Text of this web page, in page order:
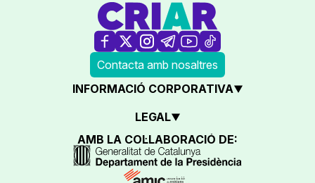
Contacta amb nosaltres
INFORMACIÓ CORPORATIVA
LEGAL
AMB LA COL·LABORACIÓ DE: